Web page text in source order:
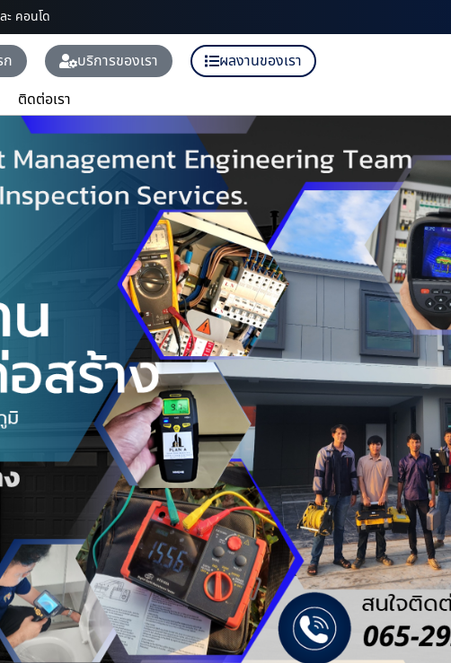
ะ คอนโด
ก บริการของเรา
ผลงานของเรา
ติดต่อเรา